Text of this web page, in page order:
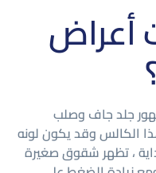
جلد جاف وصلب
وقد يكون لونه
، تظهر شقوق صغيرة